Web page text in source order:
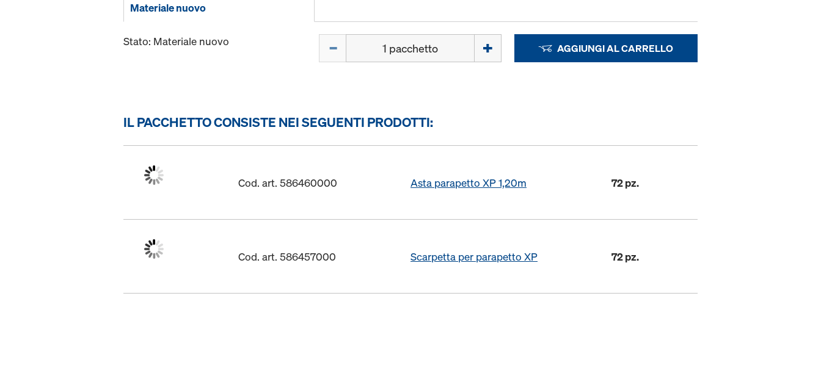
Materiale nuovo
Stato: Materiale nuovo AGGIUNGI AL CARRELLO
IL PACCHETTO CONSISTE NEI SEGUENTI PRODOTTI:
Cod. art. 586460000 Asta parapetto XP 1,20m 72 pz.
Cod. art. 586457000 Scarpetta per parapetto XP 72 pz.